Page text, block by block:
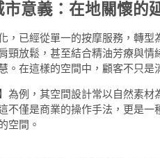
意義：在地關懷的
，已經從單一的按摩服務，轉
頸放鬆，甚至結合精油芳療與
。在這樣的空間中，顧客不只是
為例，其空間設計常以自然素
不僅是商業的操作手法，更是
空間。